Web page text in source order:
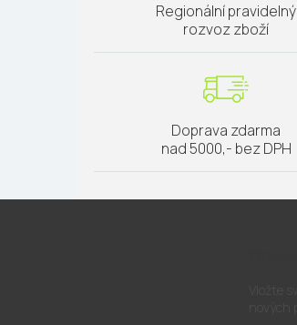
Regionální pravidelný
rozvoz zboží
Doprava zdarma
nad 5000,- bez DPH